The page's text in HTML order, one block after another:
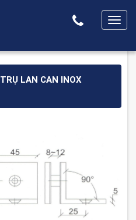
T
g
g
n
t
TRỤ LAN CAN INOX